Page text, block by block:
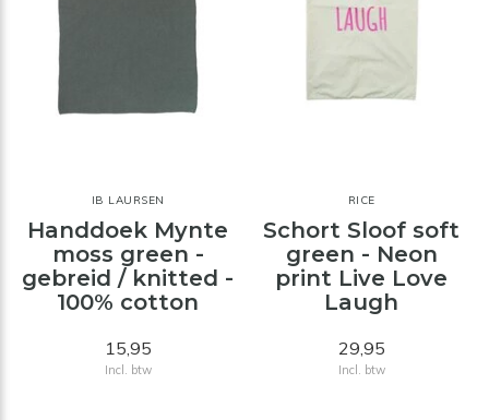
IB LAURSEN
Handdoek Mynte
moss green -
gebreid / knitted -
100% cotton
15,95
Incl. btw
RICE
Schort Sloof soft
green - Neon
print Live Love
Laugh
29,95
Incl. btw